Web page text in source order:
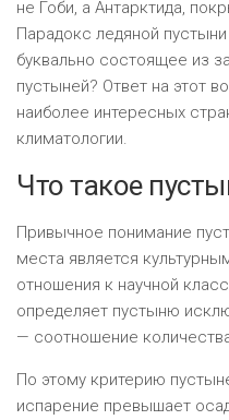
не Гоби, а Антарктида,
Парадокс ледяной
буквально состоящее из
пустыней? Ответ на этот
наиболее интересных
климатологии.
Что такое
Привычное понимание
места является
отношения к научной
определяет пустыню
— соотношение
По этому критерию
испарение превышает